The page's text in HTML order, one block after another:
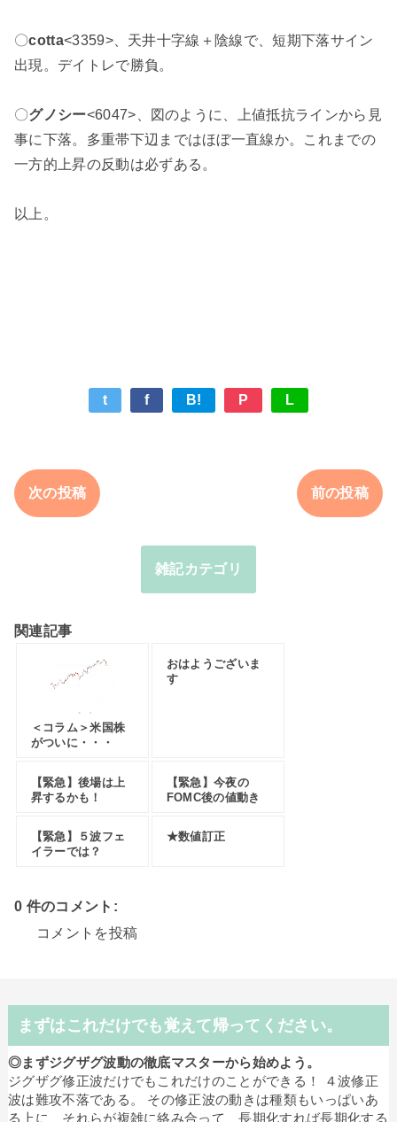
〇cotta<3359>、天井十字線＋陰線で、短期下落サイン
出現。デイトレで勝負。
〇グノシー<6047>、図のように、上値抵抗ラインから見
事に下落。多重帯下辺まではほぼ一直線か。これまでの
一方的上昇の反動は必ずある。
以上。
t f B! P L
次の投稿 前の投稿
雑記カテゴリ
関連記事
＜コラム＞米国株
がついに・・・
おはようございま
す
【緊急】後場は上
昇するかも！
【緊急】今夜の
FOMC後の値動き
【緊急】５波フェ
イラーでは？
★数値訂正
0 件のコメント:
コメントを投稿
まずはこれだけでも覚えて帰ってください。
◎まずジグザグ波動の徹底マスターから始めよう。
ジグザグ修正波だけでもこれだけのことができる！ ４波修正
波は難攻不落である。 その修正波の動きは種類もいっぱいあ
る上に、それらが複雑に絡み合って、長期化すれば長期化する